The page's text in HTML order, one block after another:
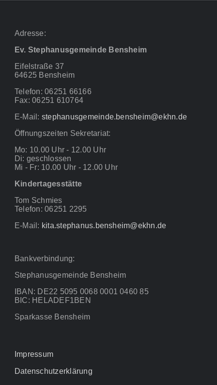
Adresse:
Ev. Stephanusgemeinde Bensheim
Eifelstraße 37
64625 Bensheim
Telefon: 06251 66166
Fax: 06251 610764
E-Mail: stephanusgemeinde.bensheim@ekhn.de
Öffnungszeiten Sekretariat:
Mo: 10.00 Uhr - 12.00 Uhr
Di: geschlossen
Mi - Fr: 10.00 Uhr - 12.00 Uhr
Kindertagesstätte
Tom Schmies
Telefon: 06251 2295
E-Mail: kita.stephanus.bensheim@ekhn.de
Bankverbindung:
Stephanusgemeinde Bensheim
IBAN: DE22 5095 0068 0001 0460 85
BIC: HELADEF1BEN
Sparkasse Bensheim
Impressum
Datenschutzerklärung